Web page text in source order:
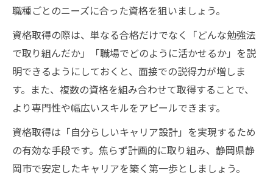
職種ごとのニーズに合った資格を狙いましょう。
資格取得の際は、単なる合格だけでなく「どんな勉強法
で取り組んだか」「職場でどのように活かせるか」を説
明できるようにしておくと、面接での説得力が増しま
す。また、複数の資格を組み合わせて取得することで、
より専門性や幅広いスキルをアピールできます。
資格取得は「自分らしいキャリア設計」を実現するため
の有効な手段です。焦らず計画的に取り組み、静岡県静
岡市で安定したキャリアを築く第一歩としましょう。